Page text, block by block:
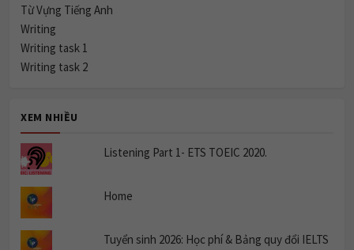
Từ Vựng Tiếng Anh
Writing
Writing task 1
Writing task 2
XEM NHIỀU
Listening Part 1- ETS TOEIC 2020.
Home
Tuyển sinh 2026: Học phí & Bảng quy đổi IELTS